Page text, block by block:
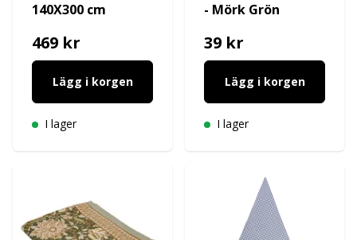
140X300 cm
469 kr
Lägg i korgen
I lager
- Mörk Grön
39 kr
Lägg i korgen
I lager